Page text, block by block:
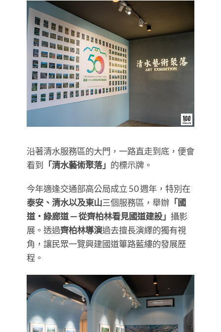
沿著清水服務區的大門，一路直走到底，便會
看到 「清水藝術聚落」 的標示牌。
今年適逢交通部高公局成立 50 週年，特別在
泰安、清水以及東山三個服務區，舉辦 「國
道・綠廊道 — 從齊柏林看見國道建設」 攝影
展。透過齊柏林導演過去擅長演繹的獨有視
角，讓民眾一覽興建國道篳路藍縷的發展歷
程。